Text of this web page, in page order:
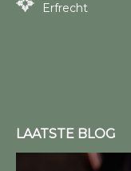
Erfrecht
LAATSTE BLOG